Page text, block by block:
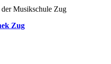
der Musikschule Zug
Zug